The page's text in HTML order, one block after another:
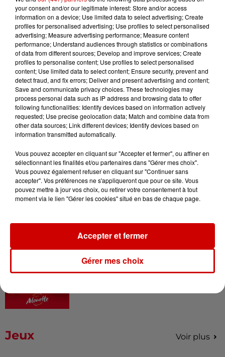
A bientôt.
Infos
Voir plus
6 août 2026
Un homme décède après une
noyade dans le Finistère
6 août 2026
Vendre un chiot en animalerie
peut coûter très cher
6 août 2026
Invasion de physalies sur des
plages du Sud-Ouest
6 août 2026
À LA UNE : affaire Manon
Relandeau, musée cambriolé et
Jeux Voir plus
your consent and/or our legitimate interest: Store and/or access
information on a device; Use limited data to select advertising; Create
profiles for personalised advertising; Use profiles to select personalised
advertising; Measure advertising performance; Measure content
performance; Understand audiences through statistics or combinations
of data from different sources; Develop and improve services; Create
profiles to personalise content; Use profiles to select personalised
content; Use limited data to select content; Ensure security, prevent and
detect fraud, and fix errors; Deliver and present advertising and content;
Save and communicate privacy choices. These technologies may
process personal data such as IP address and browsing data to offer
following functionalities: Identify devices based on information actively
requested; Use precise geolocation data; Match and combine data from
other data sources; Link different devices; Identify devices based on
information transmitted automatically.
Vous pouvez accepter en cliquant sur "Accepter et fermer", ou affiner en
sélectionnant les finalités et/ou partenaires dans "Gérer mes choix".
Vous pouvez également refuser en cliquant sur "Continuer sans
accepter". Vos préférences ne s'appliqueront que pour ce site. Vous
pouvez mettre à jour vos choix, ou retirer votre consentement à tout
moment via le lien "Gérer les cookies" situé en bas de chaque page.
Gérer mes choix
Accepter et fermer